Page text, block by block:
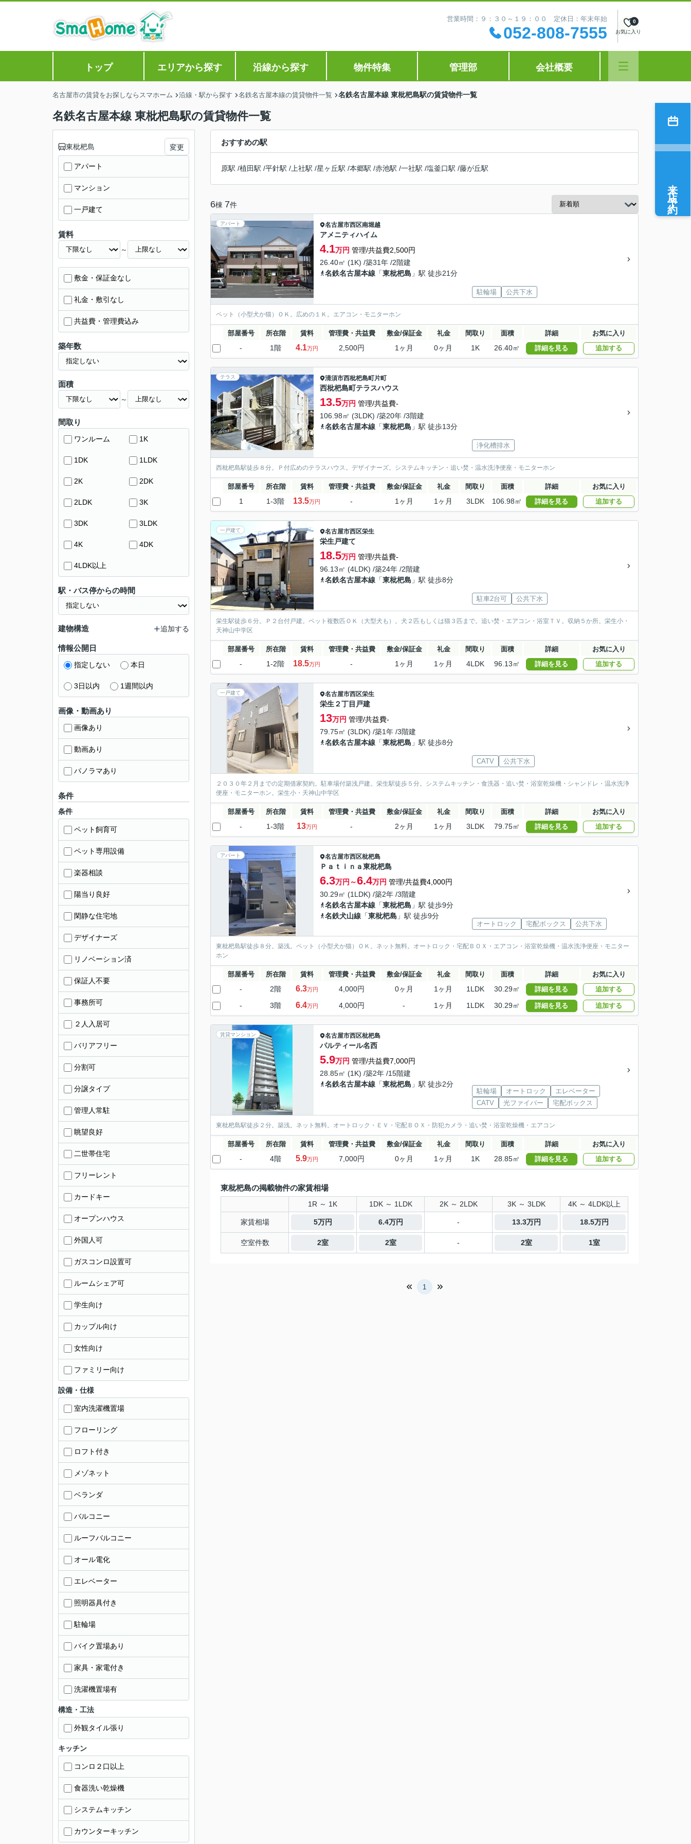
営業時間：９：３０～１９：００ 定休日：年末年始
052-808-7555 お気に入り
0
トップ エリアから探す 沿線から探す 物件特集 管理部 会社概要
名古屋市の賃貸をお探しならスマホーム 沿線・駅から探す 名鉄名古屋本線の賃貸物件一覧 名鉄名古屋本線 東枇杷島駅の賃貸物件一覧
名鉄名古屋本線 東枇杷島駅の賃貸物件一覧
おすすめの駅
原駅 /植田駅 /平針駅 / 上社駅 /星ヶ丘駅 /本郷駅 /赤池駅 /一社駅 /塩釜口駅 /藤が丘駅
6棟 7件
アパート 名古屋市西区南堀越
アメニティハイム
4.1万円 管理/共益費2,500円
26.40㎡ (1K) /築31年 /2階建
名鉄名古屋本線 「東枇杷島 」駅 徒歩21分
駐輪場 公共下水
ペット（小型犬か猫）ＯＫ。広めの１Ｋ。エアコン・モニターホン
部屋番号 所在階 賃料 管理費・共益費 敷金/保証金 礼金 間取り 面積 詳細 お気に入り
- 1階 4.1万円 2,500円 1ヶ月 0ヶ月 1K 26.40㎡ 詳細を見る 追加する
テラス 清須市西枇杷島町片町
西枇杷島町テラスハウス
13.5万円 管理/共益費-
106.98㎡ (3LDK) /築20年 /3階建
名鉄名古屋本線 「東枇杷島 」駅 徒歩13分
浄化槽排水
西枇杷島駅徒歩８分。Ｐ付広めのテラスハウス。デザイナーズ。システムキッチン・追い焚・温水洗浄便座・モニターホン
部屋番号 所在階 賃料 管理費・共益費 敷金/保証金 礼金 間取り 面積 詳細 お気に入り
1 1-3階 13.5万円 - 1ヶ月 1ヶ月 3LDK 106.98㎡ 詳細を見る 追加する
一戸建て 名古屋市西区栄生
栄生戸建て
18.5万円 管理/共益費-
96.13㎡ (4LDK) /築24年 /2階建
名鉄名古屋本線 「東枇杷島 」駅 徒歩8分
駐車2台可 公共下水
栄生駅徒歩６分。Ｐ２台付戸建。ペット複数匹ＯＫ（大型犬も）。犬２匹もしくは猫３匹まで。追い焚・エアコン・浴室ＴＶ。収納５か所。栄生小・
天神山中学区
部屋番号 所在階 賃料 管理費・共益費 敷金/保証金 礼金 間取り 面積 詳細 お気に入り
- 1-2階 18.5万円 - 1ヶ月 1ヶ月 4LDK 96.13㎡ 詳細を見る 追加する
一戸建て 名古屋市西区栄生
栄生２丁目戸建
13万円 管理/共益費-
79.75㎡ (3LDK) /築1年 /3階建
名鉄名古屋本線 「東枇杷島 」駅 徒歩8分
CATV 公共下水
２０３０年２月までの定期借家契約。駐車場付築浅戸建。栄生駅徒歩５分。システムキッチン・食洗器・追い焚・浴室乾燥機・シャンドレ・温水洗浄
便座・モニターホン。栄生小・天神山中学区
部屋番号 所在階 賃料 管理費・共益費 敷金/保証金 礼金 間取り 面積 詳細 お気に入り
- 1-3階 13万円 - 2ヶ月 1ヶ月 3LDK 79.75㎡ 詳細を見る 追加する
アパート 名古屋市西区枇杷島
Ｐａｔｉｎａ東枇杷島
6.3万円～6.4万円 管理/共益費4,000円
30.29㎡ (1LDK) /築2年 /3階建
名鉄名古屋本線 「東枇杷島 」駅 徒歩9分
名鉄犬山線 「東枇杷島 」駅 徒歩9分
オートロック 宅配ボックス 公共下水
東枇杷島駅徒歩８分。築浅。ペット（小型犬か猫）ＯＫ。ネット無料。オートロック・宅配ＢＯＸ・エアコン・浴室乾燥機・温水洗浄便座・モニター
ホン
部屋番号 所在階 賃料 管理費・共益費 敷金/保証金 礼金 間取り 面積 詳細 お気に入り
- 2階 6.3万円 4,000円 0ヶ月 1ヶ月 1LDK 30.29㎡ 詳細を見る 追加する
- 3階 6.4万円 4,000円 - 1ヶ月 1LDK 30.29㎡ 詳細を見る 追加する
賃貸マンション 名古屋市西区枇杷島
パルティール名西
5.9万円 管理/共益費7,000円
28.85㎡ (1K) /築2年 /15階建
名鉄名古屋本線 「東枇杷島 」駅 徒歩2分
駐輪場 オートロック
エレベーター
CATV
光ファイバー 宅配ボックス
東枇杷島駅徒歩２分。築浅。ネット無料。オートロック・ＥＶ・宅配ＢＯＸ・防犯カメラ・追い焚・浴室乾燥機・エアコン
部屋番号 所在階 賃料 管理費・共益費 敷金/保証金 礼金 間取り 面積 詳細 お気に入り
- 4階 5.9万円 7,000円 0ヶ月 1ヶ月 1K 28.85㎡ 詳細を見る 追加する
東枇杷島の掲載物件の家賃相場
1R ～ 1K 1DK ～ 1LDK 2K ～ 2LDK 3K ～ 3LDK 4K ～ 4LDK以上
家賃相場 5万円 6.4万円 - 13.3万円 18.5万円
空室件数 2室 2室 - 2室 1室
1
東枇杷島 変更
アパート
マンション
一戸建て
賃料
～
敷金・保証金なし
礼金・敷引なし
共益費・管理費込み
築年数
面積
～
間取り
ワンルーム 1K
1DK 1LDK
2K 2DK
2LDK 3K
3DK 3LDK
4K 4DK
4LDK以上
駅・バス停からの時間
建物構造 追加する
情報公開日
指定しない 本日
3日以内 1週間以内
画像・動画あり
画像あり
動画あり
パノラマあり
条件
条件
ペット飼育可
ペット専用設備
楽器相談
陽当り良好
閑静な住宅地
デザイナーズ
リノベーション済
保証人不要
事務所可
２人入居可
バリアフリー
分割可
分譲タイプ
管理人常駐
眺望良好
二世帯住宅
フリーレント
カードキー
オープンハウス
外国人可
ガスコンロ設置可
ルームシェア可
学生向け
カップル向け
女性向け
ファミリー向け
設備・仕様
室内洗濯機置場
フローリング
ロフト付き
メゾネット
ベランダ
バルコニー
ルーフバルコニー
オール電化
エレベーター
照明器具付き
駐輪場
バイク置場あり
家具・家電付き
洗濯機置場有
構造・工法
外観タイル張り
キッチン
コンロ２口以上
食器洗い乾燥機
システムキッチン
カウンターキッチン
来店予約